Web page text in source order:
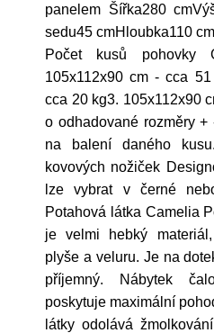
panelem Šířka280
sedu45 cmHloubka110
Počet kusů pohovky
105x112x90 cm - cca
cca 20 kg3. 105x112x90
o odhadované rozměry
na balení daného
kovových nožiček
lze vybrat v černé
Potahová látka Camelia
je velmi hebký
plyše a veluru. Je na
příjemný. Nábytek
poskytuje maximální
látky odolává